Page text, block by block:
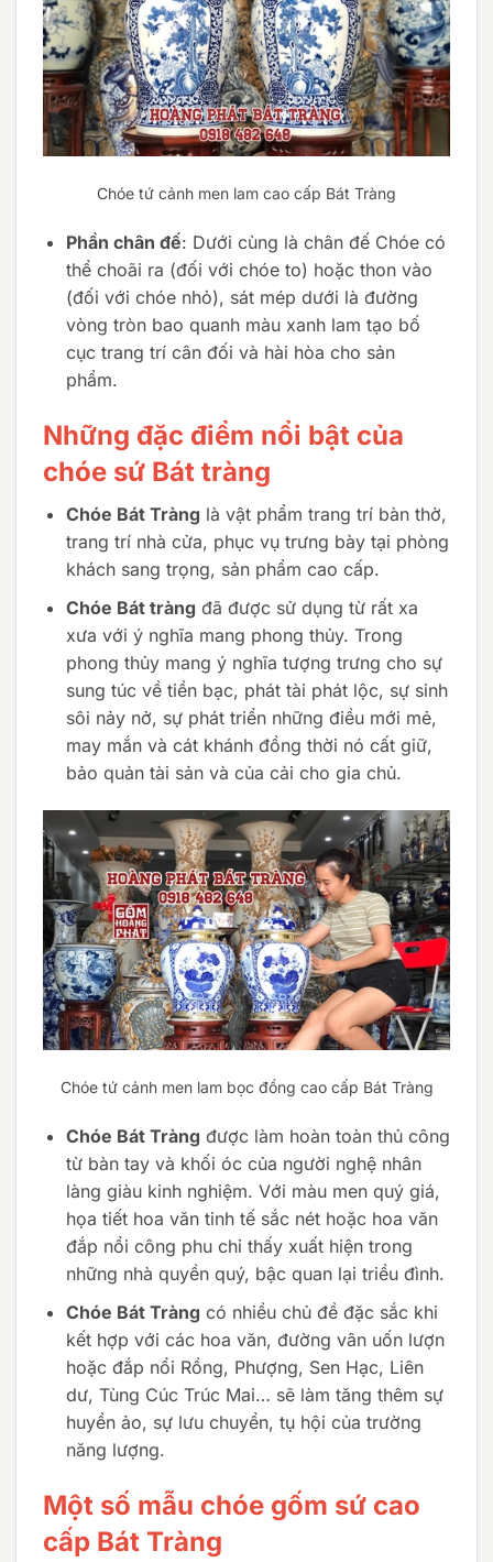
Chóe tứ cảnh men lam cao cấp Bát Tràng
Phần chân đế: Dưới cùng là chân đế Chóe có
thể choãi ra (đối với chóe to) hoặc thon vào
(đối với chóe nhỏ), sát mép dưới là đường
vòng tròn bao quanh màu xanh lam tạo bố
cục trang trí cân đối và hài hòa cho sản
phẩm.
Những đặc điểm nổi bật của
chóe sứ Bát tràng
Chóe Bát Tràng là vật phẩm trang trí bàn thờ,
trang trí nhà cửa, phục vụ trưng bày tại phòng
khách sang trọng, sản phẩm cao cấp.
Chóe Bát tràng đã được sử dụng từ rất xa
xưa với ý nghĩa mang phong thủy. Trong
phong thủy mang ý nghĩa tượng trưng cho sự
sung túc về tiền bạc, phát tài phát lộc, sự sinh
sôi nảy nở, sự phát triển những điều mới mẻ,
may mắn và cát khánh đồng thời nó cất giữ,
bảo quản tài sản và của cải cho gia chủ.
Chóe tứ cảnh men lam bọc đồng cao cấp Bát Tràng
Chóe Bát Tràng được làm hoàn toàn thủ công
từ bàn tay và khối óc của người nghệ nhân
làng giàu kinh nghiệm. Với màu men quý giá,
họa tiết hoa văn tinh tế sắc nét hoặc hoa văn
đắp nổi công phu chỉ thấy xuất hiện trong
những nhà quyền quý, bậc quan lại triều đình.
Chóe Bát Tràng có nhiều chủ đề đặc sắc khi
kết hợp với các hoa văn, đường vân uốn lượn
hoặc đắp nổi Rồng, Phượng, Sen Hạc, Liên
dư, Tùng Cúc Trúc Mai… sẽ làm tăng thêm sự
huyền ảo, sự lưu chuyển, tụ hội của trường
năng lượng.
Một số mẫu chóe gốm sứ cao
cấp Bát Tràng